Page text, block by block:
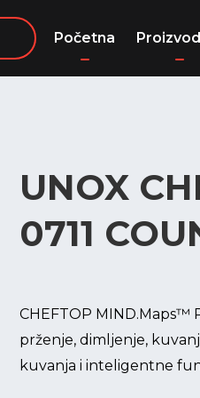
Početna
UNOX
0711
CHEFTOP MIND.Maps™
prženje, dimljenje,
kuvanja i inteligentne